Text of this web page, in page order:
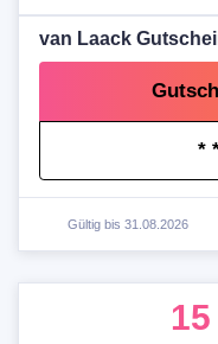
van Laack
*
Gültig bis 31.08.2026